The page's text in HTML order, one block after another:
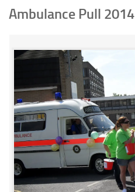
Ambulance Pull 2014